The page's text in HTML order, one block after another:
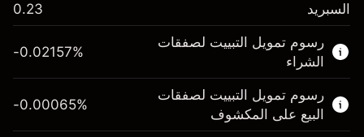
هذا السوق المالي متاح للتداول من خلال عقود
الفروقات.
اعرف المزيد عن:
عقود الفروقات
السبريد 0.23
رسوم تمويل التبييت لصفقات
الشراء
-0.02157%
رسوم تمويل التبييت لصفقات
البيع على المكشوف
-0.00065%